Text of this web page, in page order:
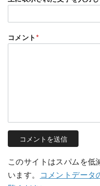
コメント*
このサイトはスパムを
います。
コメントデータ